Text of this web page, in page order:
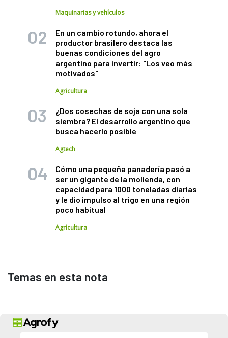
Maquinarias y vehículos
En un cambio rotundo, ahora el
productor brasilero destaca las
buenas condiciones del agro
argentino para invertir: "Los veo más
motivados"
Agricultura
¿Dos cosechas de soja con una sola
siembra? El desarrollo argentino que
busca hacerlo posible
Agtech
Cómo una pequeña panadería pasó a
ser un gigante de la molienda, con
capacidad para 1000 toneladas diarias
y le dio impulso al trigo en una región
poco habitual
Agricultura
Temas en esta nota